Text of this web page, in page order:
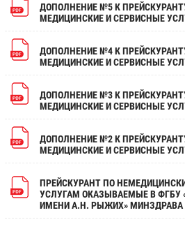
ДОПОЛНЕНИЕ №5 К
МЕДИЦИНСКИЕ И СЕРВИСНЫЕ
ДОПОЛНЕНИЕ №4 К
МЕДИЦИНСКИЕ И СЕРВИСНЫЕ
ДОПОЛНЕНИЕ №3 К
МЕДИЦИНСКИЕ И СЕРВИСНЫЕ
ДОПОЛНЕНИЕ №2 К
МЕДИЦИНСКИЕ И СЕРВИСНЫЕ
ПРЕЙСКУРАНТ ПО
УСЛУГАМ ОКАЗЫВАЕМЫЕ В ФГБУ
ИМЕНИ А.Н. РЫЖИХ» МИНЗДРАВА